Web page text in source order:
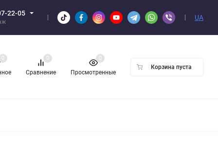
22-05
UA
0
Сравнение
0
Просмотренные
0
Корзина пуста